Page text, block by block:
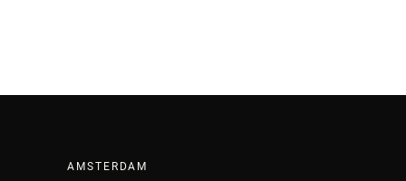
AMSTERDAM